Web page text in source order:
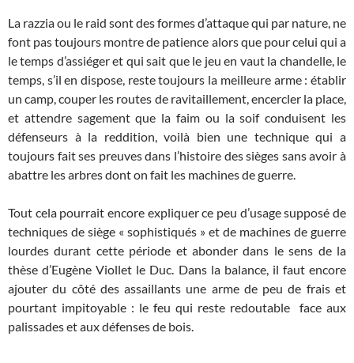
La razzia ou le raid sont des formes d’attaque qui par nature, ne
font pas toujours montre de patience alors que pour celui qui a
le temps d’assiéger et qui sait que le jeu en vaut la chandelle, le
temps, s’il en dispose, reste toujours la meilleure arme : établir
un camp, couper les routes de ravitaillement, encercler la place,
et attendre sagement que la faim ou la soif conduisent les
défenseurs à la reddition, voilà bien une technique qui a
toujours fait ses preuves dans l’histoire des sièges sans avoir à
abattre les arbres dont on fait les machines de guerre.
Tout cela pourrait encore expliquer ce peu d’usage supposé de
techniques de siège « sophistiqués » et de machines de guerre
lourdes durant cette période et abonder dans le sens de la
thèse d’Eugène Viollet le Duc. Dans la balance, il faut encore
ajouter du côté des assaillants une arme de peu de frais et
pourtant impitoyable : le feu qui reste redoutable face aux
palissades et aux défenses de bois.